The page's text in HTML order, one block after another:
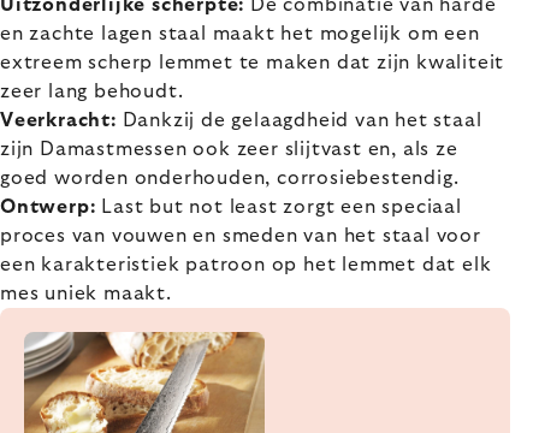
Uitzonderlijke scherpte: De combinatie van harde
en zachte lagen staal maakt het mogelijk om een
extreem scherp lemmet te maken dat zijn kwaliteit
zeer lang behoudt.
Veerkracht: Dankzij de gelaagdheid van het staal
zijn Damastmessen ook zeer slijtvast en, als ze
goed worden onderhouden, corrosiebestendig.
Ontwerp: Last but not least zorgt een speciaal
proces van vouwen en smeden van het staal voor
een karakteristiek patroon op het lemmet dat elk
mes uniek maakt.